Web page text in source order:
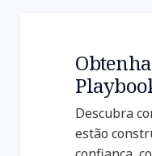
Descubra
estão